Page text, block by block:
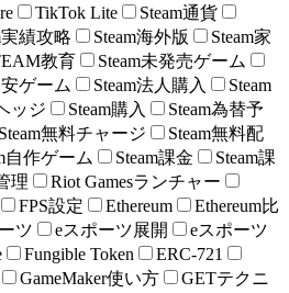
TikTok Lite
Steam通貨
実績攻略 Steam海外版
Steam家
教育
Steam未発売ゲーム
安ゲーム Steam法人購入
Steam
ッジ Steam購入
Steam為替予
Steam無料チャージ
Steam無料配
自作ゲーム Steam課金
Steam課
理
Riot Gamesランチャー
FPS設定 Ethereum
Ethereum比
ツ eスポーツ展開
eスポーツ
Fungible Token
ERC-721
GameMaker使い方
GETテクニ